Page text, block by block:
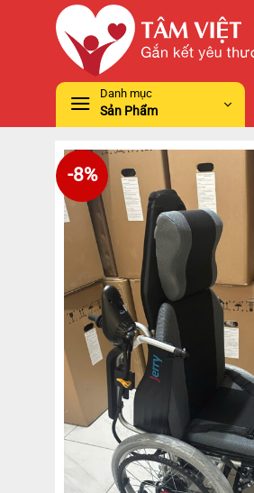
Danh mục
Sản Phẩm
-8%